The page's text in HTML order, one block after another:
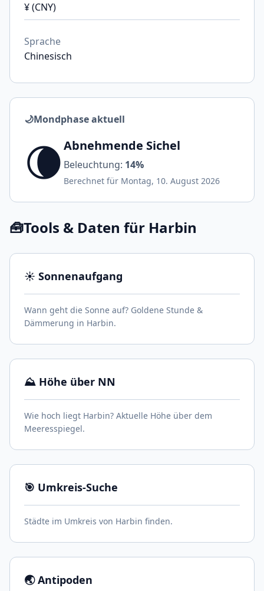
¥ (CNY)
Sprache
Chinesisch
🌙Mondphase aktuell
🌘Abnehmende Sichel
Beleuchtung: 14%
Berechnet für Montag, 10. August 2026
🧰Tools & Daten für Harbin
☀️ Sonnenaufgang
Wann geht die Sonne auf? Goldene Stunde &
Dämmerung in Harbin.
⛰️ Höhe über NN
Wie hoch liegt Harbin? Aktuelle Höhe über dem
Meeresspiegel.
🎯 Umkreis-Suche
Städte im Umkreis von Harbin finden.
🌏 Antipoden